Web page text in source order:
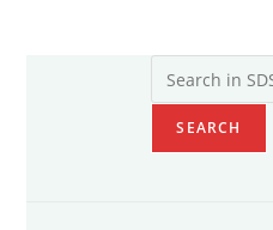
SEARCH